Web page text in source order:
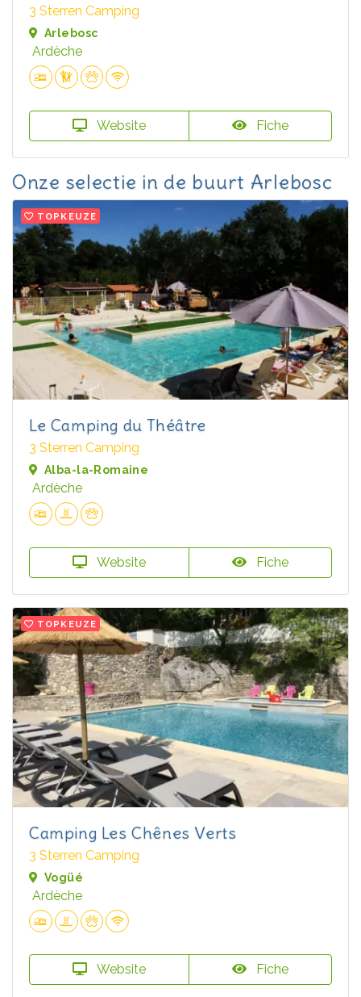
3 Sterren Camping
Arlebosc
Ardèche
Website Fiche
Onze selectie in de buurt Arlebosc
TOPKEUZE
Le Camping du Théâtre
3 Sterren Camping
Alba-la-Romaine
Ardèche
Website Fiche
TOPKEUZE
Camping Les Chênes Verts
3 Sterren Camping
Vogüé
Ardèche
Website Fiche